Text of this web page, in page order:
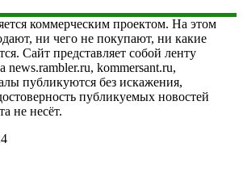
коммерческим проектом. На этом
ни чего не покупают, ни какие
Сайт представляет собой ленту
news.rambler.ru, kommersant.ru,
публикуются без искажения,
публикуемых новостей
не несёт.